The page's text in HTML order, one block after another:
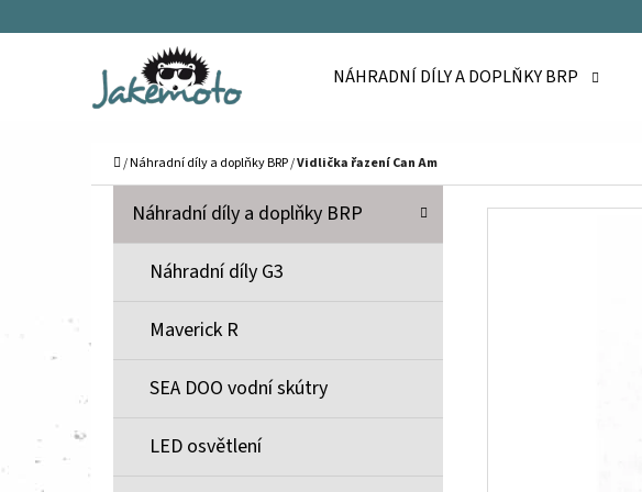
NÁHRADNÍ DÍLY A DOPLŇKY BRP
Domů
/Náhradní díly a doplňky BRP/Vidlička řazení Can Am
R
Přeskočit
kategorie
K
T
Náhradní díly a doplňky BRP
Náhradní díly G3
Maverick R
SEA DOO vodní skútry
LED osvětlení
obchodu
obchodu